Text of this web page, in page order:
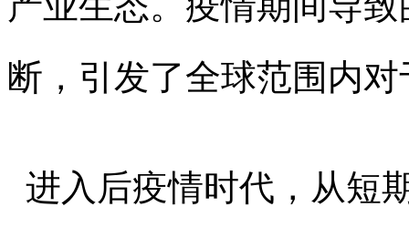
断，引发了全球范围内
进入后疫情时代，从短